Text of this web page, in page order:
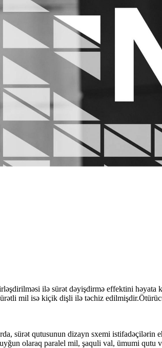
ilə sürət dəyişdirmə effektini həyata
mil isə kiçik dişli ilə təchiz
sürət qutusunun dizayn sxemi istifadəçilərin
olaraq paralel mil, şaquli val, ümumi qutu